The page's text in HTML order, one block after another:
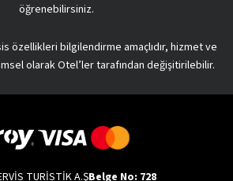
öğrenebilirsiniz.
özellikleri bilgilendirme amaçlıdır, hizmet ve
olarak Otel’ler tarafından değişitirilebilir.
TURİSTİK A.ŞBelge No: 728